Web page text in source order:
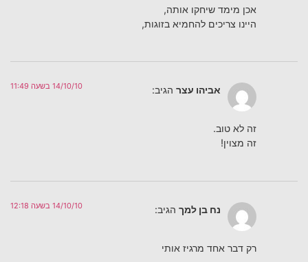
אכן מימד שיחקו אותה,
היינו צריכים להחמיא בזוגות,
אביהו עצר הגיב: 14/10/10 בשעה 11:49
זה לא טוב.
זה מצוין!
נח בן למך הגיב: 14/10/10 בשעה 12:18
רק דבר אחד מרגיז אותי